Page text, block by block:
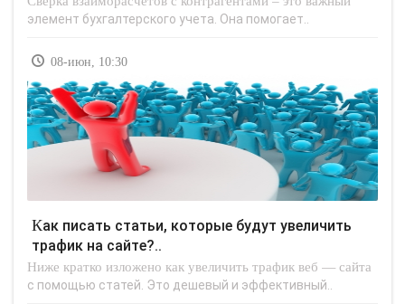
элемент бухгалтерского учета. Она помогает..
08-июн, 10:30
Как писать статьи, которые будут увеличить
трафик на сайте?..
Ниже кратко изложено как увеличить трафик веб — сайта
с помощью статей. Это дешевый и эффективный..